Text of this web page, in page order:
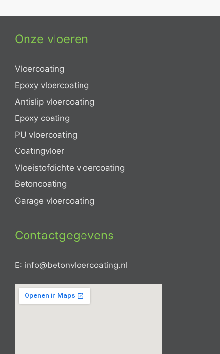
Onze vloeren
Vloercoating
Epoxy vloercoating
Antislip vloercoating
Epoxy coating
PU vloercoating
Coatingvloer
Vloeistofdichte vloercoating
Betoncoating
Garage vloercoating
Contactgegevens
E: info@betonvloercoating.nl